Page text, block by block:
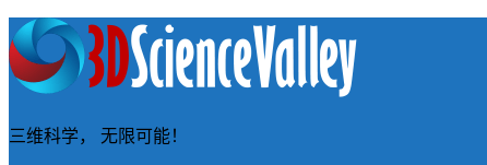
三维科学， 无限可能！